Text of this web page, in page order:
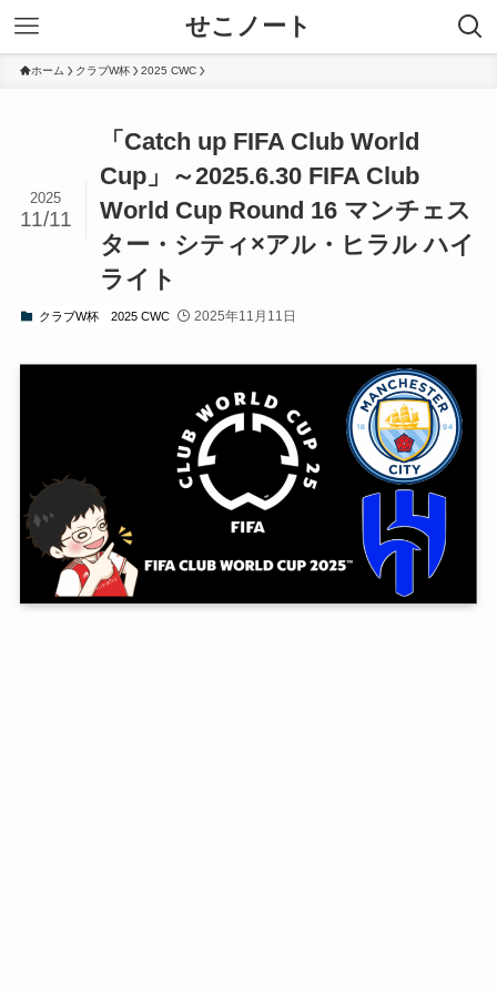
せこノート
ホーム クラブW杯 2025 CWC
「Catch up FIFA Club World
Cup」～2025.6.30 FIFA Club
World Cup Round 16 マンチェス
ター・シティ×アル・ヒラル ハイ
ライト
2025
11/11
クラブW杯 2025 CWC 2025年11月11日